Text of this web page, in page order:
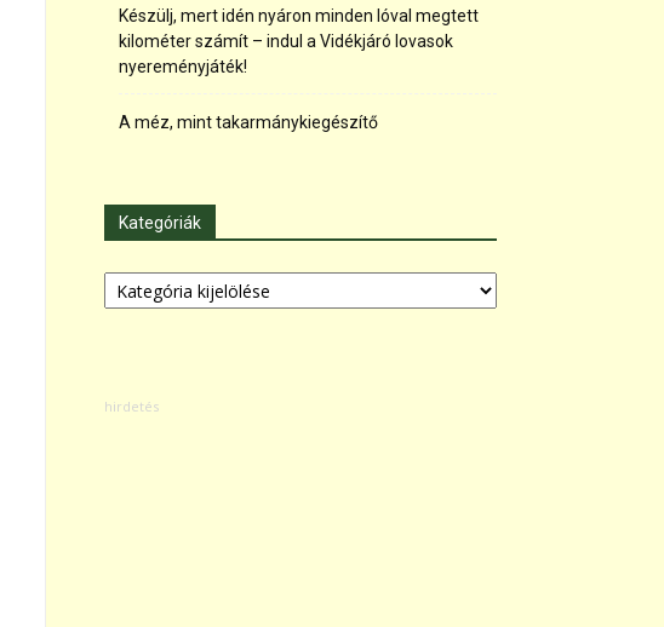
Készülj, mert idén nyáron minden lóval megtett
kilométer számít – indul a Vidékjáró lovasok
nyereményjáték!
A méz, mint takarmánykiegészítő
Kategóriák
Kategóriák